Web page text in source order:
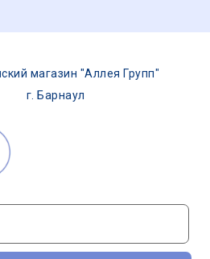
магазин "Аллея Групп"
г. Барнаул